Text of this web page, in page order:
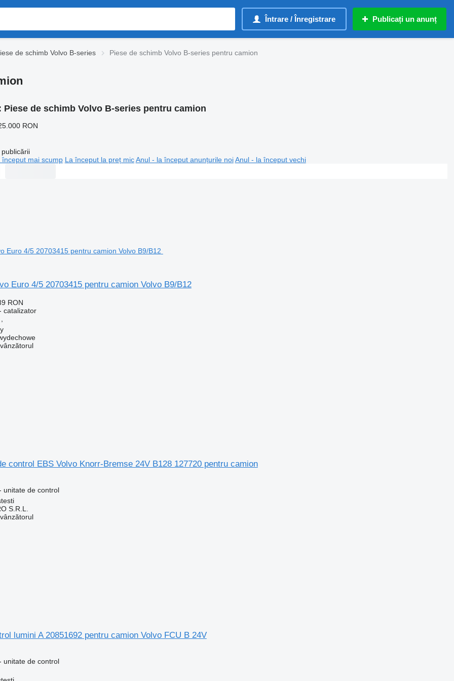
Întrare / Înregistrare Publicați un anunț
de schimb Volvo B-series Piese de schimb Volvo B-series pentru camion
Piese de schimb Volvo B-series pentru camion
RON
publicării
început mai scump La început la preț mic Anul - la început anunțurile noi Anul - la început vechi
Euro 4/5 20703415 pentru camion Volvo B9/B12
RON
catalizator
control EBS Volvo Knorr-Bremse 24V B128 127720 pentru camion
unitate de control
S.R.L.
lumini A 20851692 pentru camion Volvo FCU B 24V
unitate de control